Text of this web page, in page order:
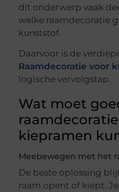
dit onderwerp vaak
welke raamdecoratie
kunststof.
Daarvoor is de
Raamdecoratie voor
logische vervolgstap.
Wat moet
kiepramen
Meebewegen met het
De beste oplossing
raam opent of kiept.